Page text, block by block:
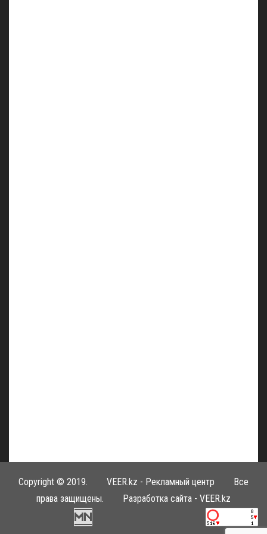
Copyright © 2019. VEER.kz - Рекламный центр Все
права защищены. Разработка сайта - VEER.kz